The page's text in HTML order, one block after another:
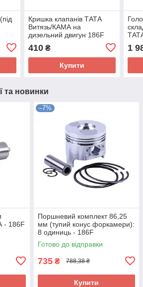
Кришка клапанів ТАТА
Витязь/КАМА на
дизельний двигун 186F
генератора GN 5 KW, під 2
болта
410₴
Купити
1
та новинки
- 186F
–7%
Поршневий комплект 86,25
мм (тупий конус форкамери):
8 одиниць - 186F
Готово до відправки
735 ₴ 788,38 ₴
Купити